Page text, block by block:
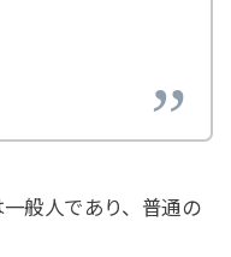
般人であり、普通の